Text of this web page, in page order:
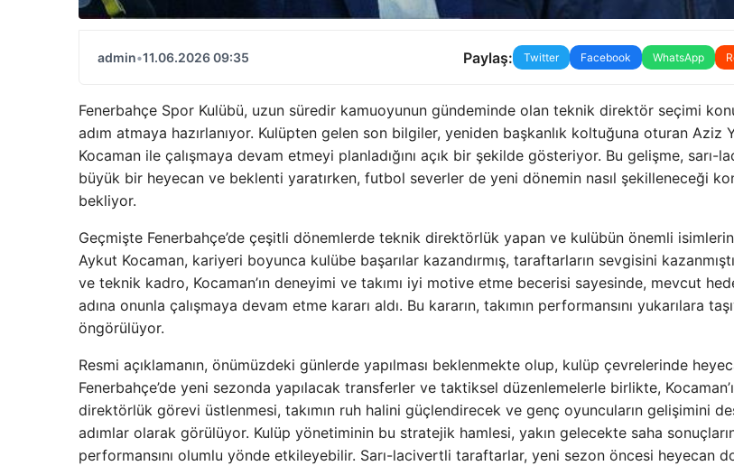
admin•11.06.2026 09:35 Paylaş: Twitter Facebook WhatsApp
Fenerbahçe Spor Kulübü, uzun süredir kamuoyunun gündeminde olan teknik direktör seçimi
adım atmaya hazırlanıyor. Kulüpten gelen son bilgiler, yeniden başkanlık koltuğuna oturan Aziz
Kocaman ile çalışmaya devam etmeyi planladığını açık bir şekilde gösteriyor. Bu gelişme, sarı-
büyük bir heyecan ve beklenti yaratırken, futbol severler de yeni dönemin nasıl şekilleneceği
bekliyor.
Geçmişte Fenerbahçe’de çeşitli dönemlerde teknik direktörlük yapan ve kulübün önemli
Aykut Kocaman, kariyeri boyunca kulübe başarılar kazandırmış, taraftarların sevgisini
ve teknik kadro, Kocaman’ın deneyimi ve takımı iyi motive etme becerisi sayesinde, mevcut
adına onunla çalışmaya devam etme kararı aldı. Bu kararın, takımın performansını yukarılara
öngörülüyor.
Resmi açıklamanın, önümüzdeki günlerde yapılması beklenmekte olup, kulüp çevrelerinde
Fenerbahçe’de yeni sezonda yapılacak transferler ve taktiksel düzenlemelerle birlikte,
direktörlük görevi üstlenmesi, takımın ruh halini güçlendirecek ve genç oyuncuların gelişimini
adımlar olarak görülüyor. Kulüp yönetiminin bu stratejik hamlesi, yakın gelecekte saha
performansını olumlu yönde etkileyebilir. Sarı-lacivertli taraftarlar, yeni sezon öncesi heyecan